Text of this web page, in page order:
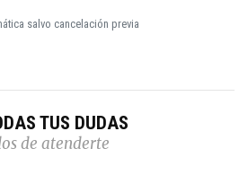
salvo cancelación previa
TUS DUDAS
de atenderte